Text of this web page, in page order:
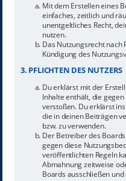
Mit dem Erstellen eines
einfaches, zeitlich und
unentgeltliches Recht,
nutzen.
Das Nutzungsrecht nach
Kündigung des
3. PFLICHTEN DES NUTZERS
Du erklärst mit der
Inhalte enthält, die
verstoßen. Du erklärst
die in deinen Beiträgen
bzw. zu verwenden.
Der Betreiber des
gegen diese
veröffentlichten Regeln
Abmahnung zeitweise
Boards ausschließen